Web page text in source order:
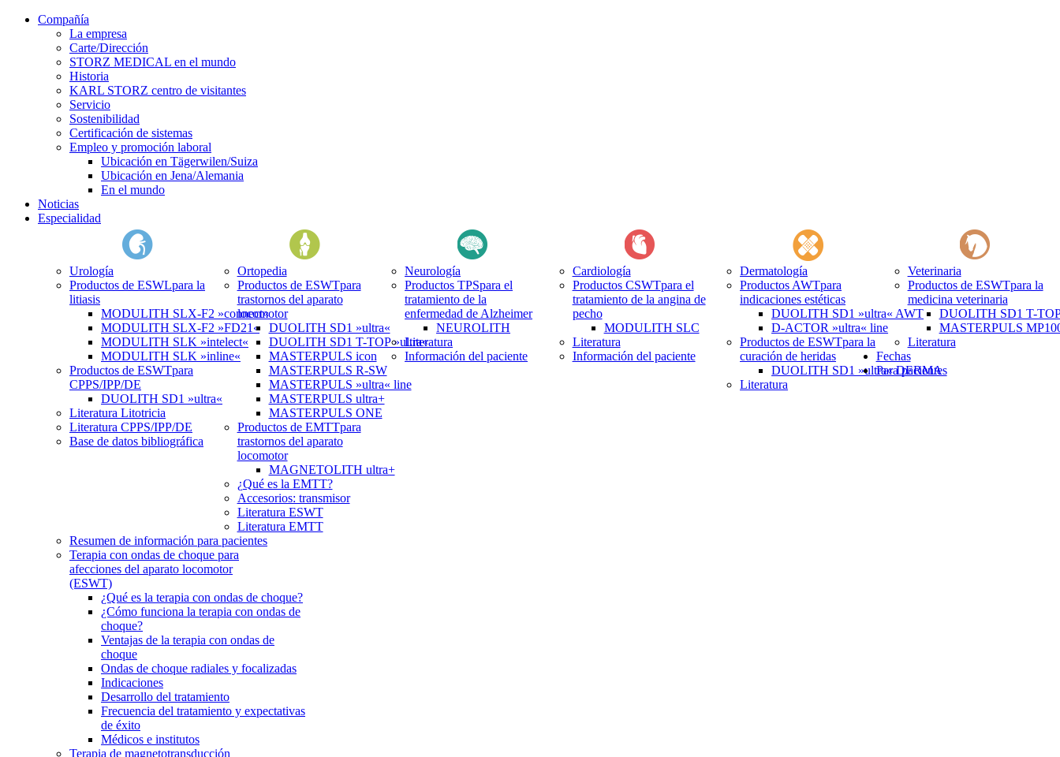
Compañía
La empresa
Carte/Dirección
STORZ MEDICAL en el mundo
Historia
KARL STORZ centro de visitantes
Servicio
Sostenibilidad
Certificación de sistemas
Empleo y promoción laboral
Ubicación en Tägerwilen/Suiza
Ubicación en Jena/Alemania
En el mundo
Noticias
Especialidad
Urología
Productos de ESWLpara la
litiasis
MODULITH SLX-F2 »connect«
MODULITH SLX-F2 »FD21«
MODULITH SLK »intelect«
MODULITH SLK »inline«
Productos de ESWTpara
CPPS/IPP/DE
DUOLITH SD1 »ultra«
Literatura Litotricia
Literatura CPPS/IPP/DE
Base de datos bibliográfica
Ortopedia
Productos de ESWTpara
trastornos del aparato
locomotor
DUOLITH SD1 »ultra«
DUOLITH SD1 T-TOP »ultra«
MASTERPULS icon
MASTERPULS R-SW
MASTERPULS »ultra« line
MASTERPULS ultra+
MASTERPULS ONE
Productos de EMTTpara
trastornos del aparato
locomotor
MAGNETOLITH ultra+
¿Qué es la EMTT?
Accesorios: transmisor
Literatura ESWT
Literatura EMTT
Neurología
Productos TPSpara el
tratamiento de la
enfermedad de Alzheimer
NEUROLITH
Literatura
Información del paciente
Cardiología
Productos CSWTpara el
tratamiento de la angina de
pecho
MODULITH SLC
Literatura
Información del paciente
Dermatología
Productos AWTpara
indicaciones estéticas
DUOLITH SD1 »ultra« AWT
D-ACTOR »ultra« line
Productos de ESWTpara la
curación de heridas
DUOLITH SD1 »ultra« DERMA
Literatura
Veterinaria
Productos de ESWTpara la
medicina veterinaria
DUOLITH SD1 T-
MASTERPULS
Literatura
Fechas
Para pacientes
Resumen de información para pacientes
Terapia con ondas de choque para
afecciones del aparato locomotor
(ESWT)
¿Qué es la terapia con ondas de choque?
¿Cómo funciona la terapia con ondas de
choque?
Ventajas de la terapia con ondas de
choque
Ondas de choque radiales y focalizadas
Indicaciones
Desarrollo del tratamiento
Frecuencia del tratamiento y expectativas
de éxito
Médicos e institutos
Terapia de magnetotransducción